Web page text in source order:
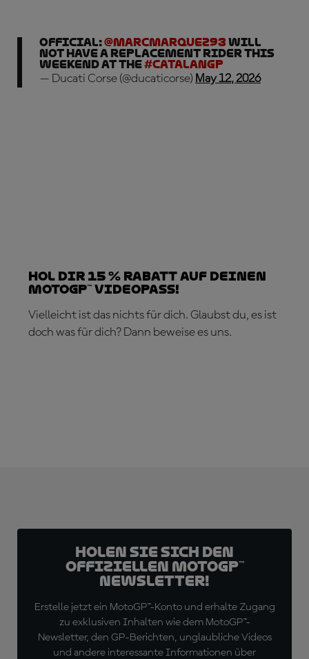
OFFICIAL:@marcmarquez93 will
not have a replacement rider this
weekend at the#CatalanGP
— Ducati Corse (@ducaticorse) May 12, 2026
Hol dir 15 % Rabatt auf deinen
MotoGP™ VideoPass!
Vielleicht ist das nichts für dich. Glaubst du, es ist
doch was für dich? Dann beweise es uns.
Holen Sie sich den
offiziellen MotoGP™
Newsletter!
Erstelle jetzt ein MotoGP™-Konto und erhalte Zugang
zu exklusiven Inhalten wie dem MotoGP™-
Newsletter, den GP-Berichten, unglaubliche Videos
und andere interessante Informationen über